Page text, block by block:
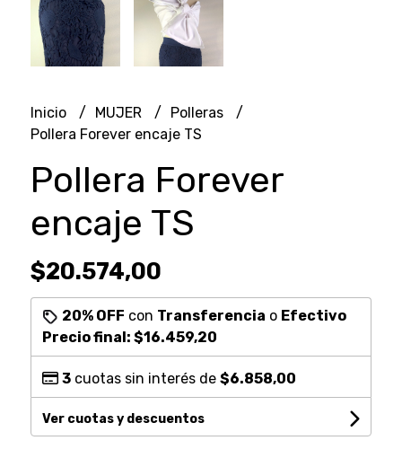
Inicio MUJER
Polleras
Pollera Forever encaje TS
Pollera Forever
encaje TS
$20.574,00
20% OFF con Transferencia o Efectivo
Precio final: $16.459,20
3cuotas sin interés de $6.858,00
Ver cuotas y descuentos